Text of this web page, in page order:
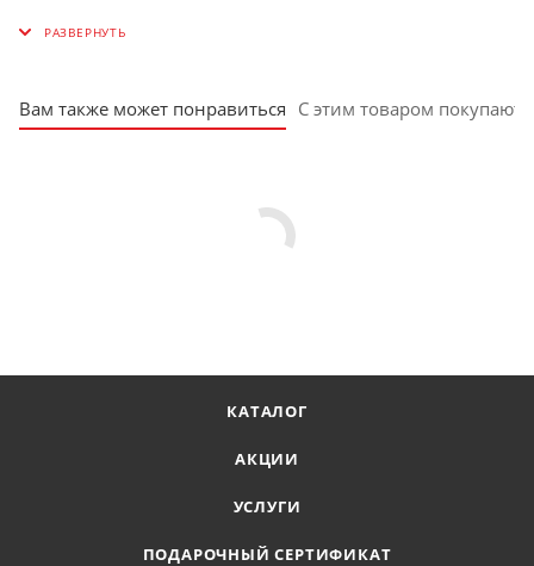
Вам также может понравиться С этим товаром покупают
КАТАЛОГ
АКЦИИ
УСЛУГИ
ПОДАРОЧНЫЙ СЕРТИФИКАТ